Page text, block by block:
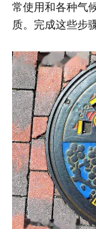
常使用和各种气
质。完成这些步